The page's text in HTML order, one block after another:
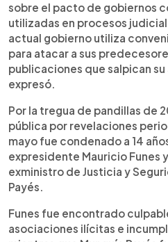
sobre el pacto de gobiernos
utilizadas en procesos
actual gobierno utiliza
para atacar a sus
publicaciones que salpican
expresó.
Por la tregua de pandillas de
pública por revelaciones
mayo fue condenado a 14
expresidente Mauricio Funes
exministro de Justicia y
Payés.
Funes fue encontrado
asociaciones ilícitas e